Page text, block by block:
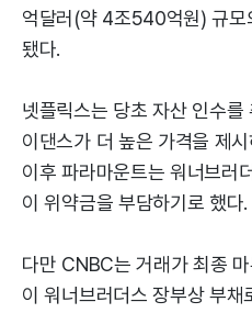
억달러(약 4조540억원) 규모
됐다.
넷플릭스는 당초 자산 인수
이댄스가 더 높은 가격을 제
이후 파라마운트는 워너브러
이 위약금을 부담하기로 했다.
다만 CNBC는 거래가 최종
이 워너브러더스 장부상 부채